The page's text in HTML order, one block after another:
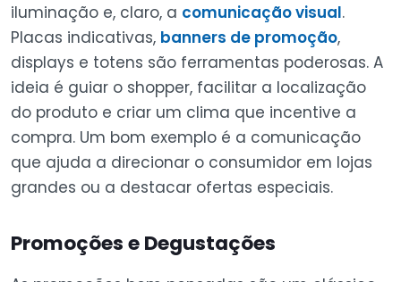
iluminação e, claro, a comunicação visual.
Placas indicativas, banners de promoção,
displays e totens são ferramentas poderosas. A
ideia é guiar o shopper, facilitar a localização
do produto e criar um clima que incentive a
compra. Um bom exemplo é a comunicação
que ajuda a direcionar o consumidor em lojas
grandes ou a destacar ofertas especiais.
Promoções e Degustações